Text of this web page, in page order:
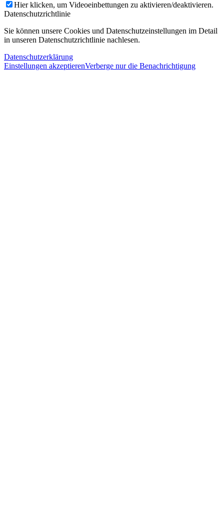
Hier klicken, um Videoeinbettungen zu aktivieren/deaktivieren.
Datenschutzrichtlinie
Sie können unsere Cookies und Datenschutzeinstellungen im Detail
in unseren Datenschutzrichtlinie nachlesen.
Datenschutzerklärung
Einstellungen akzeptierenVerberge nur die Benachrichtigung